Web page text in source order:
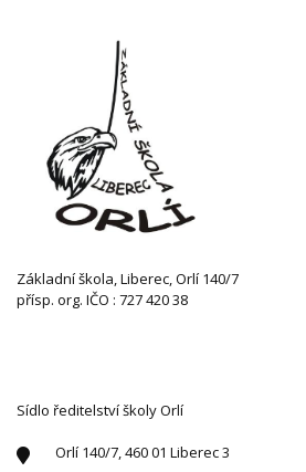
Základní škola, Liberec, Orlí 140/7
přísp. org. IČO : 727 420 38
Sídlo ředitelství školy Orlí
Orlí 140/7, 460 01 Liberec 3